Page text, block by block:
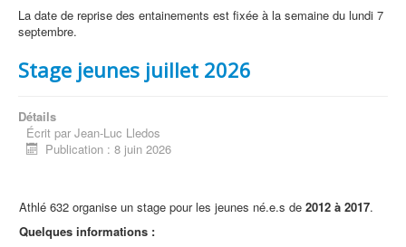
La date de reprise des entainements est fixée à la semaine du lundi 7
septembre.
Stage jeunes juillet 2026
Détails
Écrit par Jean-Luc Lledos
Publication : 8 juin 2026
Athlé 632 organise un stage pour les jeunes né.e.s de 2012 à 2017.
Quelques informations :